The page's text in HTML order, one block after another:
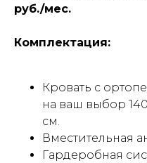
руб./мес.
Комплектация:
Кровать с
на ваш выбор
см.
Вместительная
Гардеробная